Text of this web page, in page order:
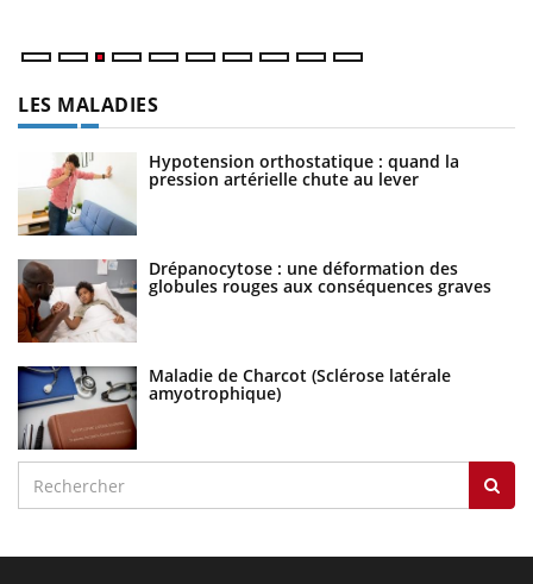
LES MALADIES
Hypotension orthostatique : quand la
pression artérielle chute au lever
Drépanocytose : une déformation des
globules rouges aux conséquences graves
Maladie de Charcot (Sclérose latérale
amyotrophique)